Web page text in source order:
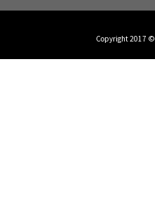
Copyright 2017 ©